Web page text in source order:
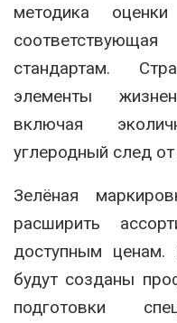
методика
стандартам.
элементы
включая
углеродный след
Зелёная
расширить
доступным ценам.
будут созданы
подготовки